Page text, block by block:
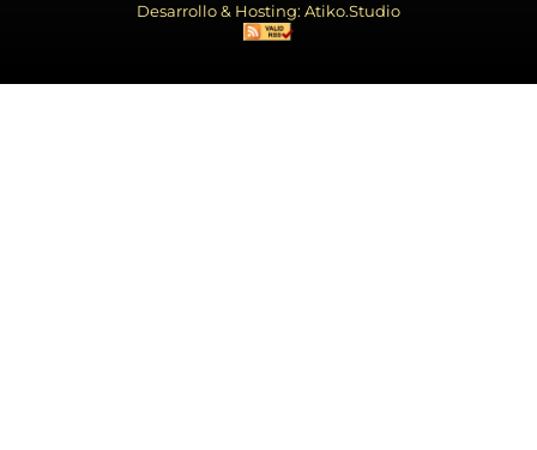
Desarrollo & Hosting: Atiko.Studio